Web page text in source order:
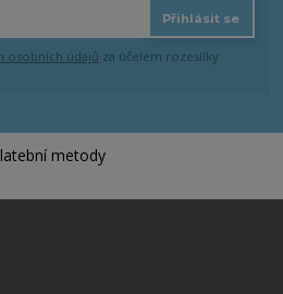
Přihlásit se
osobních údajů za účelem rozesílky